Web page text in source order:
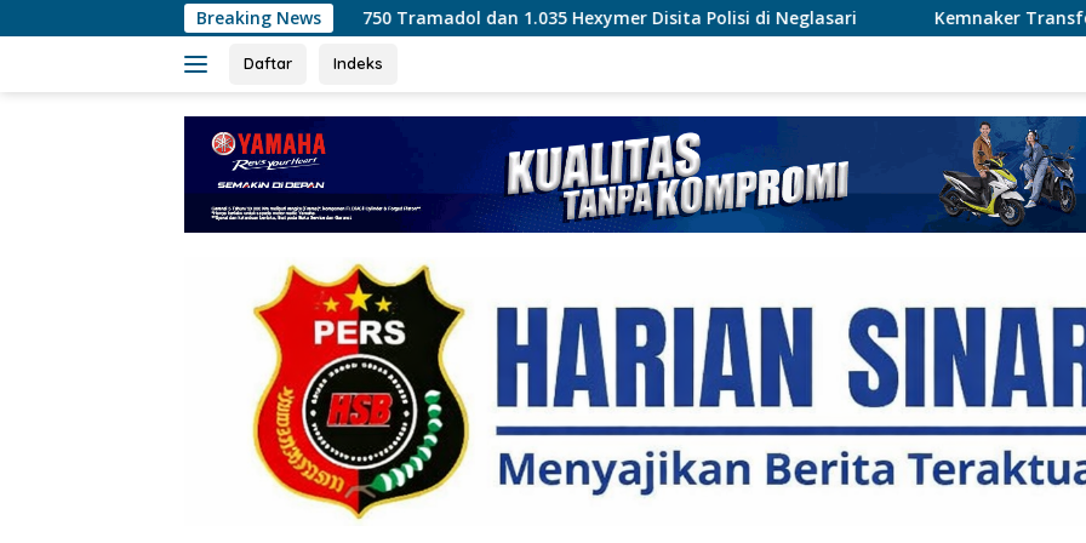
ke
Breaking News
750 Tramadol dan 1.035 Hexymer Disita Polisi di Neglasari Kemnaker Transformasi Balai K3 Jadi
Daftar Indeks